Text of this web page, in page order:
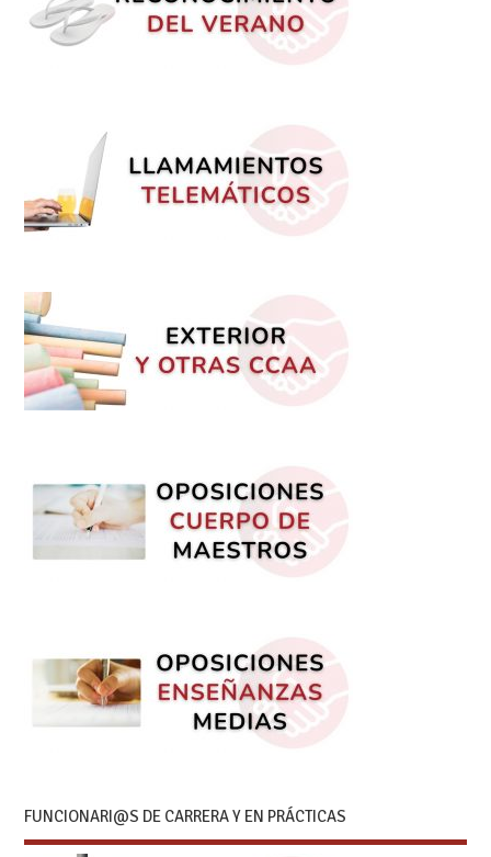
FUNCIONARI@S DE CARRERA Y EN PRÁCTICAS